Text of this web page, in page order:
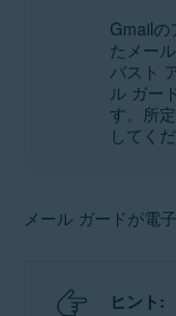
Gmailの
たメー
バスト
ル ガー
す。所
してくだ
メール ガードが電
ヒント: